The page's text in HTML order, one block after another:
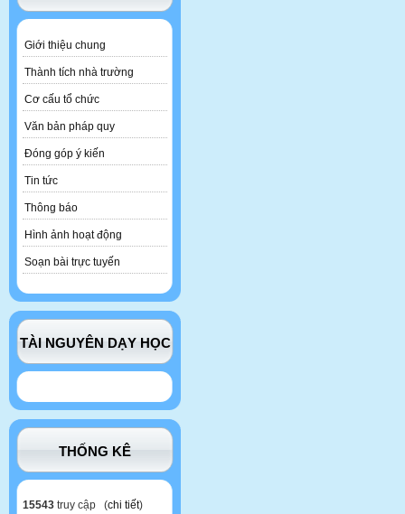
Giới thiệu chung
Thành tích nhà trường
Cơ cấu tổ chức
Văn bản pháp quy
Đóng góp ý kiến
Tin tức
Thông báo
Hình ảnh hoạt động
Soạn bài trực tuyến
TÀI NGUYÊN DẠY HỌC
THỐNG KÊ
15543 truy cập (chi tiết)